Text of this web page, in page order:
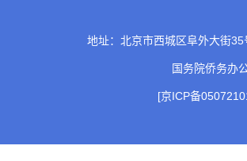
地址：北京市西城区阜外大街
国务院侨务
[京ICP备